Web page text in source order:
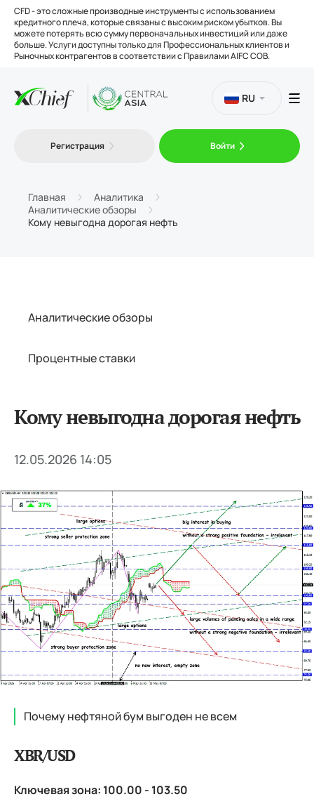
CFD - это сложные производные инструменты с использованием
кредитного плеча, которые связаны с высоким риском убытков. Вы
можете потерять всю сумму первоначальных инвестиций или даже
больше. Услуги доступны только для Профессиональных клиентов и
Рыночных контрагентов в соответствии с Правилами AIFC COB.
Торговля
Инструменты
RU
Регистрация Войти
Главная
Аналитика
Аналитические обзоры
Кому невыгодна дорогая нефть
Аналитические обзоры
Процентные ставки
Кому невыгодна дорогая нефть
12.05.2026 14:05
Почему нефтяной бум выгоден не всем
XBR/USD
Ключевая зона: 100.00 - 103.50